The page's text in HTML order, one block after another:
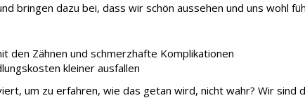
bringen dazu bei, dass wir schön aussehen und uns wohl
den Zähnen und schmerzhafte Komplikationen
kleiner ausfallen
um zu erfahren, wie das getan wird, nicht wahr? Wir sind